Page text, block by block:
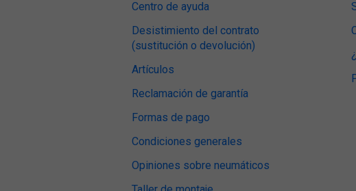
Centro de ayuda
Desistimiento del contrato
(sustitución o devolución)
Artículos
Reclamación de garantía
Formas de pago
Condiciones generales
Opiniones sobre neumáticos